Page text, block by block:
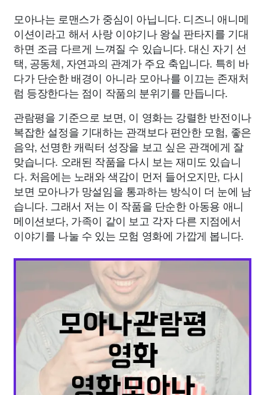
모아나는 로맨스가 중심이 아닙니다. 디즈니 애니메
이션이라고 해서 사랑 이야기나 왕실 판타지를 기대
하면 조금 다르게 느껴질 수 있습니다. 대신 자기 선
택, 공동체, 자연과의 관계가 주요 축입니다. 특히 바
다가 단순한 배경이 아니라 모아나를 이끄는 존재처
럼 등장한다는 점이 작품의 분위기를 만듭니다.
관람평을 기준으로 보면, 이 영화는 강렬한 반전이나
복잡한 설정을 기대하는 관객보다 편안한 모험, 좋은
음악, 선명한 캐릭터 성장을 보고 싶은 관객에게 잘
맞습니다. 오래된 작품을 다시 보는 재미도 있습니
다. 처음에는 노래와 색감이 먼저 들어오지만, 다시
보면 모아나가 망설임을 통과하는 방식이 더 눈에 남
습니다. 그래서 저는 이 작품을 단순한 아동용 애니
메이션보다, 가족이 같이 보고 각자 다른 지점에서
이야기를 나눌 수 있는 모험 영화에 가깝게 봅니다.